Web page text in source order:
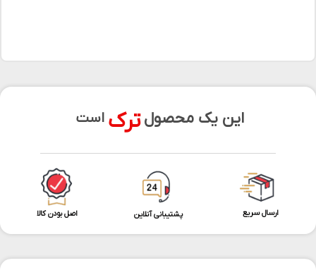
این یک محصول ترک است
ارسال سریع پشتیبانی آنلاین اصل بودن کالا